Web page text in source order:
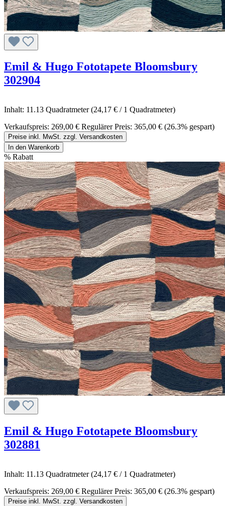
Emil & Hugo Fototapete Bloomsbury
302904
Inhalt: 11.13 Quadratmeter(24,17 € / 1 Quadratmeter)
Verkaufspreis: 269,00 € Regulärer Preis: 365,00 € (26.3% gespart)
Preise inkl. MwSt. zzgl. Versandkosten
In den Warenkorb
% Rabatt
Emil & Hugo Fototapete Bloomsbury
302881
Inhalt: 11.13 Quadratmeter(24,17 € / 1 Quadratmeter)
Verkaufspreis: 269,00 € Regulärer Preis: 365,00 € (26.3% gespart)
Preise inkl. MwSt. zzgl. Versandkosten